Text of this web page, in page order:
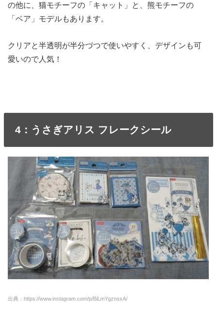
の他に、猫モチーフの「キャット」と、熊モチーフの
「ベア」モデルもあります。
クリアと半透明が半分づつで使いやすく、デザインも可
愛いので人気！
4：うさぎアリス フレークシール
出典：https://www.instagram.com/p/BiLmYgznsxA/